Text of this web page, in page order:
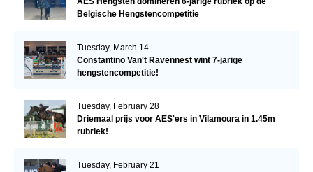
Belgische Hengstencompetitie
Tuesday, March 14
Constantino Van't Ravennest wint 7-jarige
hengstencompetitie!
Tuesday, February 28
Driemaal prijs voor AES'ers in Vilamoura in 1.45m
rubriek!
Tuesday, February 21